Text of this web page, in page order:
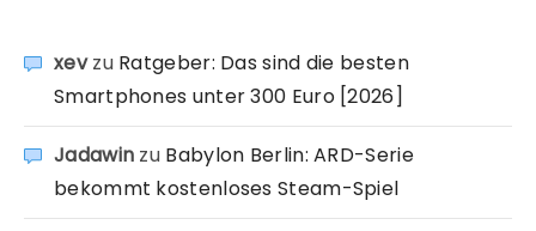
xevzu Ratgeber: Das sind die besten
Smartphones unter 300 Euro [2026]
Jadawin zu Babylon Berlin: ARD-Serie
bekommt kostenloses Steam-Spiel